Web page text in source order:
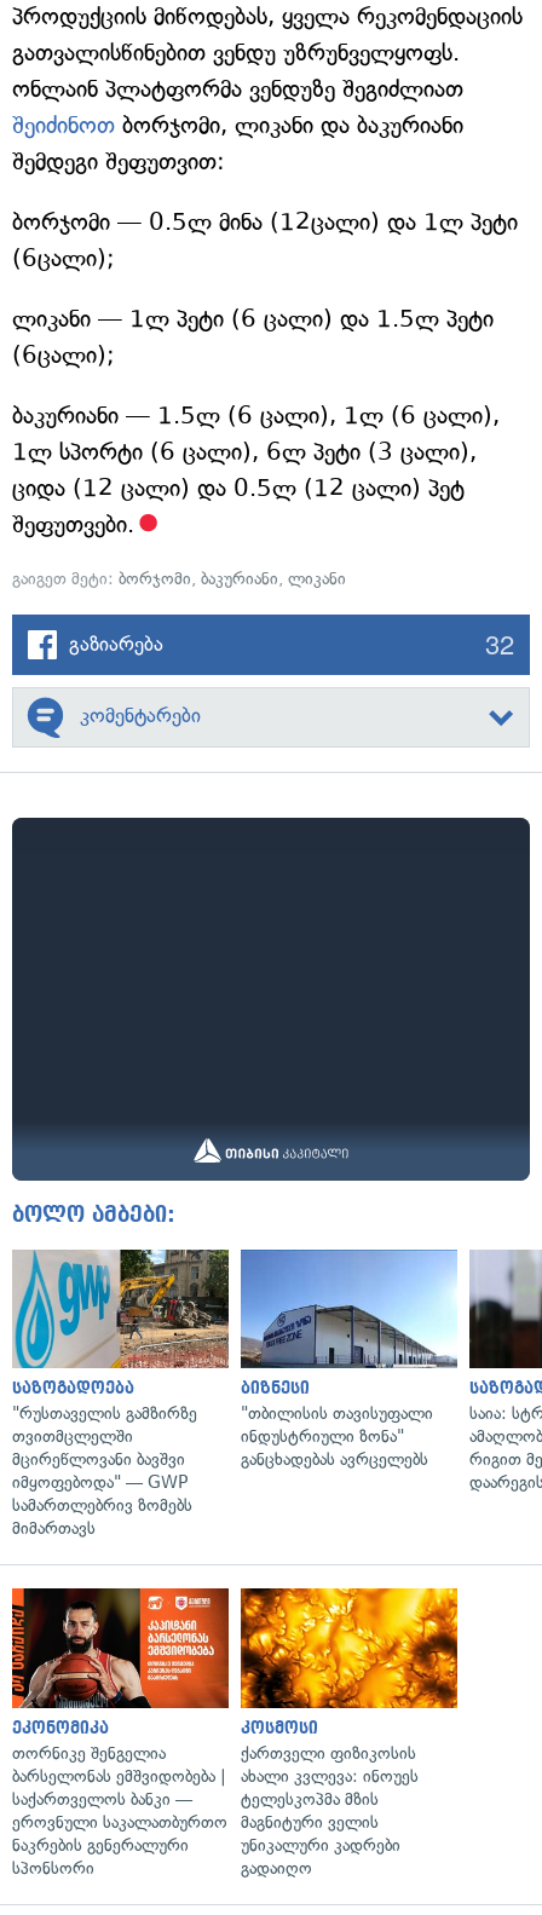
პროდუქციის მიწოდებას, ყველა რეკომენდაციის
გათვალისწინებით ვენდუ უზრუნველყოფს.
ონლაინ პლატფორმა ვენდუზე შეგიძლიათ
შეიძინოთ ბორჯომი, ლიკანი და ბაკურიანი
შემდეგი შეფუთვით:
ბორჯომი — 0.5ლ მინა (12ცალი) და 1ლ პეტი
(6ცალი);
ლიკანი — 1ლ პეტი (6 ცალი) და 1.5ლ პეტი
(6ცალი);
ბაკურიანი — 1.5ლ (6 ცალი), 1ლ (6 ცალი),
1ლ სპორტი (6 ცალი), 6ლ პეტი (3 ცალი),
ციდა (12 ცალი) და 0.5ლ (12 ცალი) პეტ
შეფუთვები.
გაიგეთ მეტი: ბორჯომი, ბაკურიანი, ლიკანი
გაზიარება 32
კომენტარები
ბოლო ამბები:
საზოგადოება
"რუსთაველის გამზირზე
თვითმცლელში
მცირეწლოვანი ბავშვი
იმყოფებოდა" — GWP
სამართლებრივ ზომებს
მიმართავს
ბიზნესი
"თბილისის თავისუფალი
ინდუსტრიული ზონა"
განცხადებას ავრცელებს
საია:
რიგით
ეკონომიკა
თორნიკე შენგელია
ბარსელონას ემშვიდობება |
საქართველოს ბანკი —
ეროვნული საკალათბურთო
ნაკრების გენერალური
სპონსორი
კოსმოსი
ქართველი ფიზიკოსის
ახალი კვლევა: ინოუეს
ტელესკოპმა მზის
მაგნიტური ველის
უნიკალური კადრები
გადაიღო